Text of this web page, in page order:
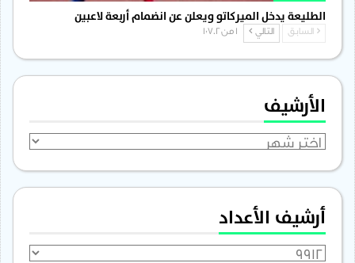
الطليعة يدخل الميركاتو ويعلن عن انضمام أربعة لاعبين
السابق التالي
الأرشيف
الأرشيف
أرشيف الأعداد